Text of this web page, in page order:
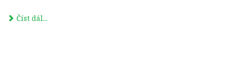
Číst dál...